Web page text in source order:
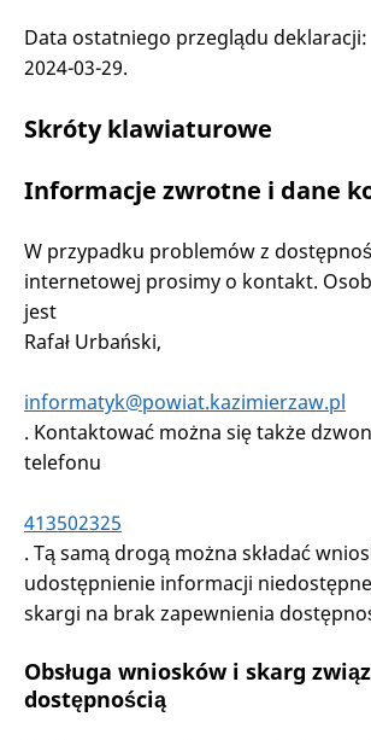
Data ostatniego przeglądu deklaracji:
2024-03-29.
Skróty klawiaturowe
Informacje zwrotne i dane
W przypadku problemów z
internetowej prosimy o kontakt.
jest
Rafał Urbański,
informatyk@powiat.kazimierzaw.pl
. Kontaktować można się także
telefonu
413502325
. Tą samą drogą można składać
udostępnienie informacji
skargi na brak zapewnienia
Obsługa wniosków i skarg
dostępnością